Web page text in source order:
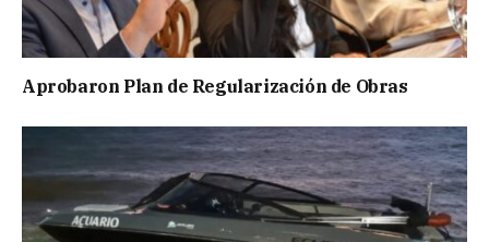
Aprobaron Plan de Regularización de Obras